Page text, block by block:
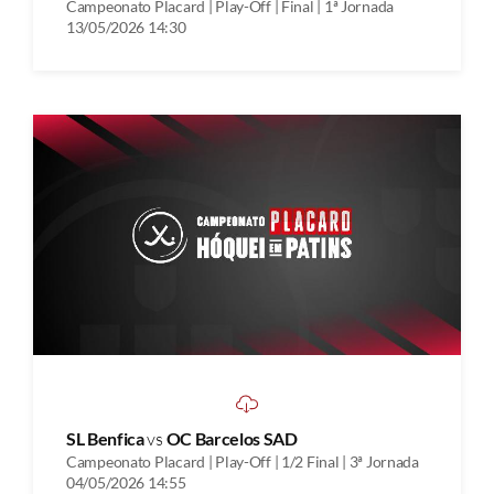
Campeonato Placard | Play-Off | Final | 1ª Jornada
13/05/2026 14:30
SL Benficavs OC Barcelos SAD
Campeonato Placard | Play-Off | 1/2 Final | 3ª Jornada
04/05/2026 14:55